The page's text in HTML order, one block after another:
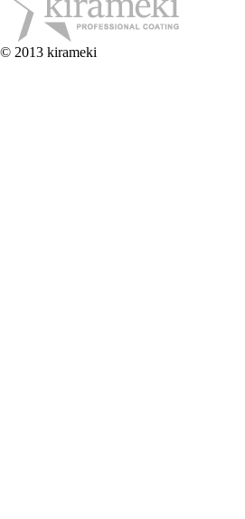
© 2013 kirameki